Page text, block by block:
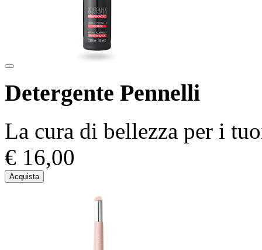
Detergente Pennelli
La cura di bellezza per i
€ 16,00
Acquista